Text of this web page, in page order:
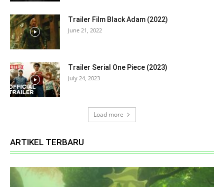
Trailer Film Black Adam (2022)
June 21, 2022
Trailer Serial One Piece (2023)
July 24, 2023
Load more
ARTIKEL TERBARU